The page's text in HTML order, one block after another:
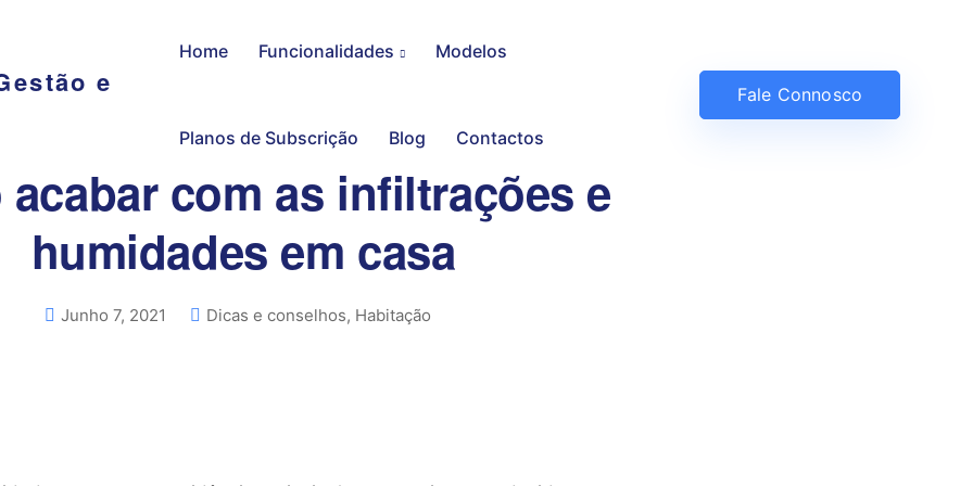
Home Funcionalidades Modelos
Planos de Subscrição Blog Contactos
Fale Connosco
acabar com as infiltrações e
humidades em casa
Junho 7, 2021 Dicas e conselhos, Habitação